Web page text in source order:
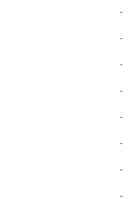
-
-
-
-
-
-
-
-